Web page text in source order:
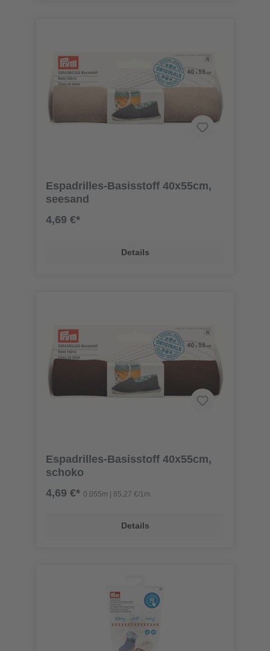
Espadrilles-Basisstoff 40x55cm,
seesand
4,69 €*
Details
Espadrilles-Basisstoff 40x55cm,
schoko
4,69 €* 0.055m | 85,27 €/1m
Details